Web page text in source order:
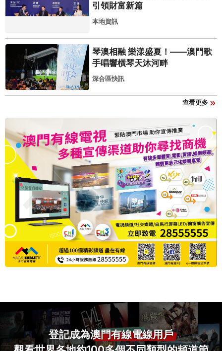
引領財富新篇
本地資訊
琴澳相融 樂漾盛夏！——澳門歌
手唱響橫琴天沐河畔
深合區快訊
查看更多
登記成為澳門有線電線用戶